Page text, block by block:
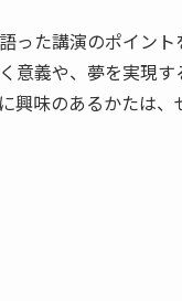
った講演のポイン
意義や、夢を実現
興味のあるかたは、